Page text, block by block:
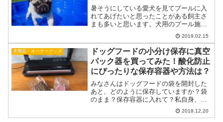
暑そうにしている愛犬を見てプールに入
れてあげたいと思ったことがある飼主さ
まも多いと思います。犬用のプール施設
に出掛けるのもいいですが、思い立った
らすぐにプールで遊べるので自宅でのプ
ールはとてもおすすめです。ここでは、
ご自宅で愛犬にプール遊び...
2019.02.15
犬用品・オーナーグッズ
ドッグフードの小分け保存に真空
パック器を買ってみた！酸化防止
にぴったりな保存容器や方法は？
みなさんはドッグフードの袋を開封した
あと、どのように保存していますか？袋
のまま？保存容器に入れて？私自身、以
前は開封後もフードの袋のままで保管し
ていましたが、ドッグフードのパッケー
2018.12.20